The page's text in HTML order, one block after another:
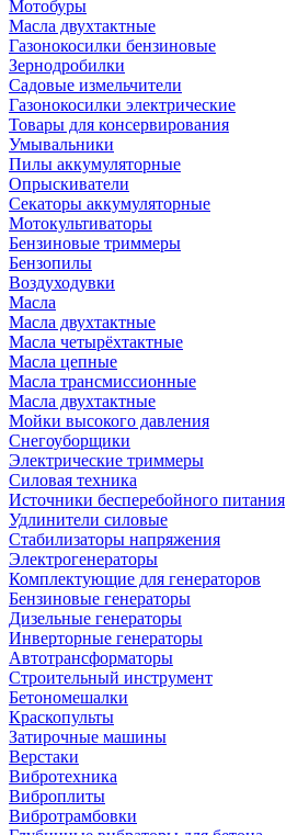
Мотобуры
Масла двухтактные
Газонокосилки бензиновые
Зернодробилки
Садовые измельчители
Газонокосилки электрические
Товары для консервирования
Умывальники
Пилы аккумуляторные
Опрыскиватели
Секаторы аккумуляторные
Мотокультиваторы
Бензиновые триммеры
Бензопилы
Воздуходувки
Масла
Масла двухтактные
Масла четырёхтактные
Масла цепные
Масла трансмиссионные
Масла двухтактные
Мойки высокого давления
Снегоуборщики
Электрические триммеры
Силовая техника
Источники бесперебойного питания
Удлинители силовые
Стабилизаторы напряжения
Электрогенераторы
Комплектующие для генераторов
Бензиновые генераторы
Дизельные генераторы
Инверторные генераторы
Автотрансформаторы
Строительный инструмент
Бетономешалки
Краскопульты
Затирочные машины
Верстаки
Вибротехника
Виброплиты
Вибротрамбовки